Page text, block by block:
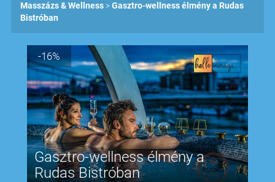
Masszázs & Wellness
Gasztro-wellness élmény a Rudas
Bistróban
-16%
Gasztro-wellness élmény a
Rudas Bistróban